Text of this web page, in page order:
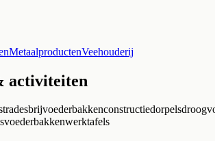
MetaalproductenVeehouderij
activiteiten
brijvoederbakkenconstructiedorpels
voederbakkenwerktafels